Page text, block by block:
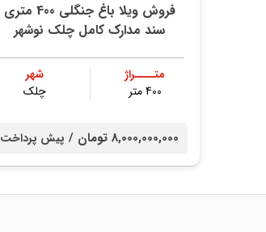
فروش ویلا باغ جنگلی 400 متری
سند مدارک کامل چلک نوشهر
متــــراژ
400 متر
شهر
چلک
8,000,000,000 تومان / پیش پرداخت